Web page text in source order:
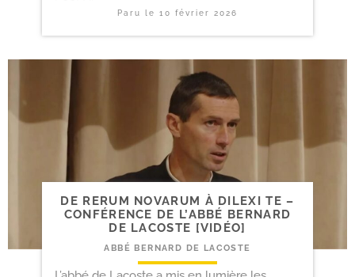
Paru le 10 février 2026
DE RERUM NOVARUM À DILEXI TE –
CONFÉRENCE DE L’ABBÉ BERNARD
DE LACOSTE [VIDÉO]
ABBÉ BERNARD DE LACOSTE